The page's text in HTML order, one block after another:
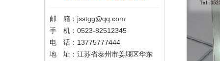
邮 箱：jsstgg@qq.com
手 机：0523-82512345
电 话：13775777444
地 址：江苏省泰州市姜堰区华东